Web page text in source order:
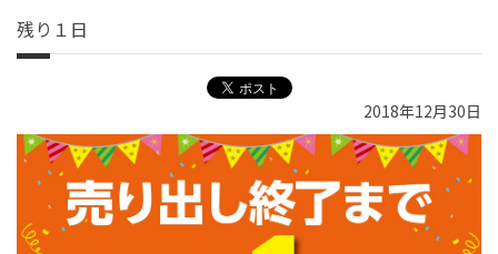
残り１日
2018年12月30日